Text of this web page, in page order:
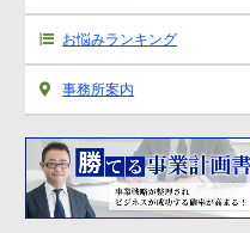
お悩みランキング
事務所案内